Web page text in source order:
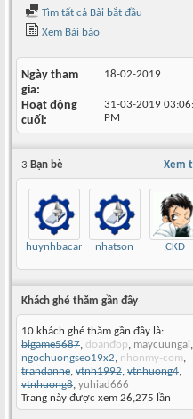
Tìm tất cả Bài bắt đầu
Xem Bài báo
Ngày tham
gia
18-02-2019
Hoạt động
cuối
31-03-2019
PM
Xem
3 Bạn bè
huynhbacan nhatson CKD
Khách ghé thăm gần đây
10 khách ghé thăm gần đây là:
bigame5687, doanđop, maycuungai,
ngochuongseo19x2, nhonmy-com,
trandanne, vtnh1992, vtnhuong4,
vtnhuong8, yuhiad666
Trang này được xem 26,275 lần